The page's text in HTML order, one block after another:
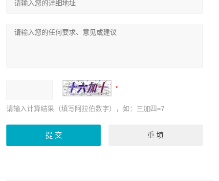
请输入计算结果（填写阿拉伯数字），如：三加四=7